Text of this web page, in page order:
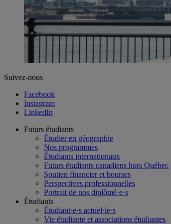
Suivez-nous
Facebook
Instagram
LinkedIn
Futurs étudiants
Étudier en géographie
Nos programmes
Étudiants internationaux
Futurs étudiants canadiens hors Québec
Soutien financier et bourses
Perspectives professionnelles
Portrait de nos diplômé·e·s
Étudiants
Étudiant·e·s actuel·le·s
Vie étudiante et associations étudiantes